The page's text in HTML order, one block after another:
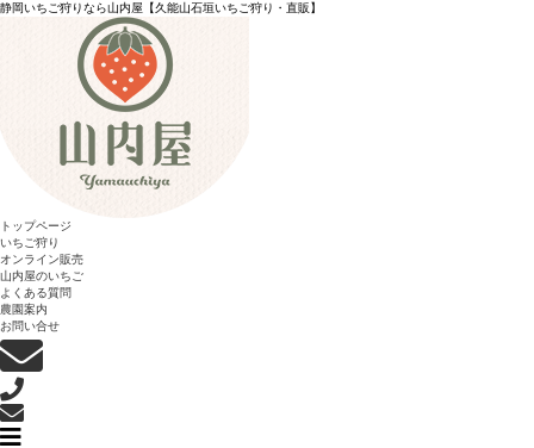
静岡いちご狩りなら山内屋【久能山石垣いちご狩り・直販】
トップページ
いちご狩り
オンライン販売
山内屋のいちご
よくある質問
農園案内
お問い合せ